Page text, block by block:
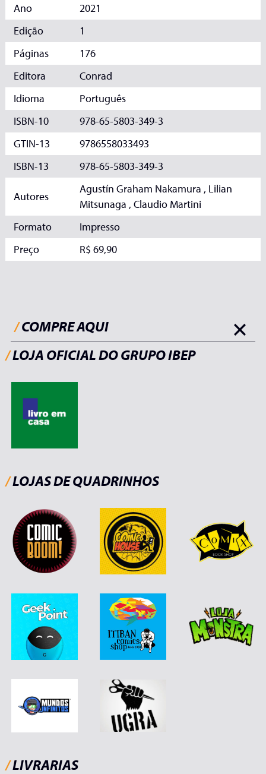
Ano
2021
Edição
1
Páginas
176
Editora
Conrad
Idioma
Português
ISBN-10
978-65-5803-349-3
GTIN-13
9786558033493
ISBN-13
978-65-5803-349-3
Autores
Agustín Graham Nakamura , Lilian
Mitsunaga , Claudio Martini
Formato
Impresso
Preço
R$ 69,90
/COMPRE AQUI
/LOJA OFICIAL DO GRUPO IBEP
/LOJAS DE QUADRINHOS
/LIVRARIAS